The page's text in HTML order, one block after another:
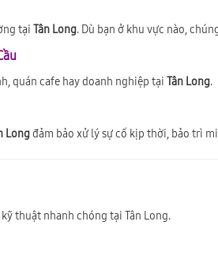
tại Tân Long. Dù bạn ở khu vực nào,
quán cafe hay doanh nghiệp tại Tân Long.
Longđảm bảo xử lý sự cố kịp thời, bảo trì
thuật nhanh chóng tại Tân Long.